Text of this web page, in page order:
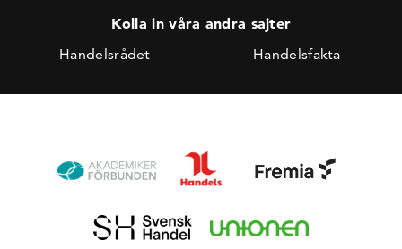
Kolla in våra andra sajter
Handelsrådet Handelsfakta